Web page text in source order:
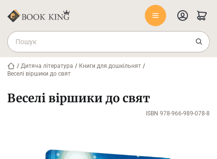
/ Дитяча література / Книги для дошкільнят /
Веселі віршики до свят
Веселі віршики до свят
ISBN 978-966-989-078-8